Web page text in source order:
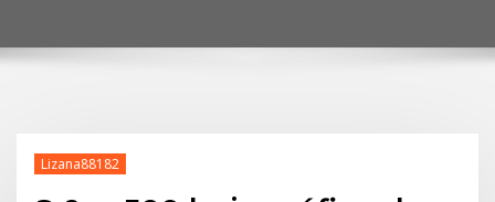
Lizana88182